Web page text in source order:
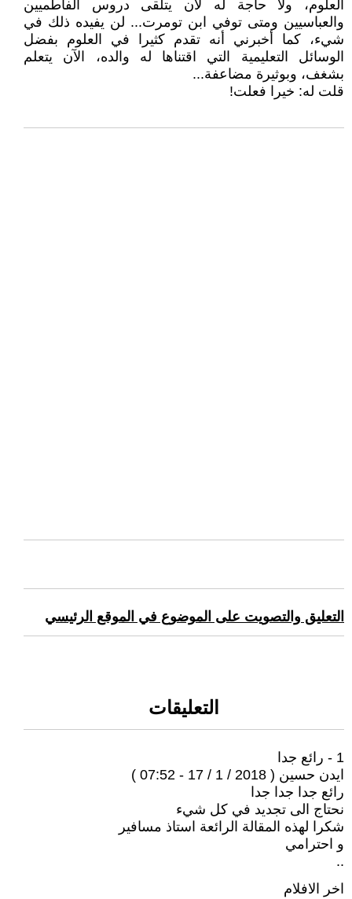
العلوم، ولا حاجة له لأن يتلقى دروس الفاطميين
والعباسيين ومتى توفي ابن تومرت... لن يفيده ذلك في
شيء، كما أخبرني أنه تقدم كثيرا في العلوم بفضل
الوسائل التعليمية التي اقتناها له والده، الآن يتعلم
بشغف، وبوثيرة مضاعفة...
قلت له: خيرا فعلت!
التعليق والتصويت على الموضوع في الموقع الرئيسي
التعليقات
1 - رائع جدا
ايدن حسين ( 2018 / 1 / 17 - 07:52 )
رائع جدا جدا جدا
نحتاج الى تجديد في كل شيء
شكرا لهذه المقالة الرائعة استاذ مسافير
و احترامي
..
اخر الافلام